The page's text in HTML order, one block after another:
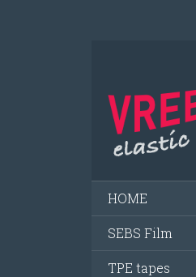
HOME
SEBS Film
TPE tapes